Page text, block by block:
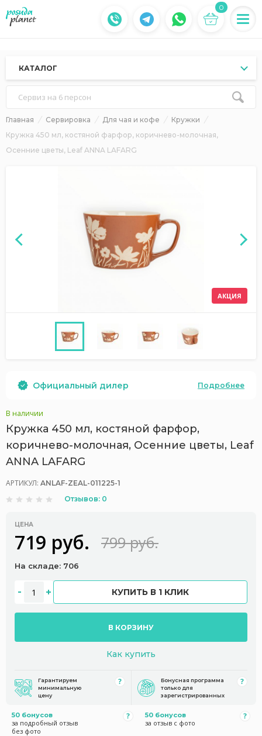
0
КАТАЛОГ
Сервиз на 6 персон
Главная Сервировка Для чая и кофе
Кружки
Кружка 450 мл, костяной фарфор, коричнево-молочная,
Осенние цветы, Leaf ANNA LAFARG
АКЦИЯ
Официальный дилер Подробнее
В наличии
Кружка 450 мл, костяной фарфор,
коричнево-молочная, Осенние цветы, Leaf
ANNA LAFARG
АРТИКУЛ: ANLAF-ZEAL-011225-1
Отзывов: 0
ЦЕНА
719 руб. 799 руб.
На складе: 706
КУПИТЬ В 1 КЛИК
В КОРЗИНУ
Как купить
Гарантируем
минимальную
цену
Бонусная программа
только для
зарегистрированных
50 бонусов
за подробный отзыв
без фото
50 бонусов
за отзыв с фото